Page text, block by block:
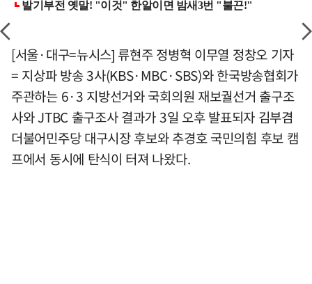
[서울·대구=뉴시스] 류현주 정병혁 이무열 정창오 기자
= 지상파 방송 3사(KBS·MBC·SBS)와 한국방송협회가
주관하는 6·3 지방선거와 국회의원 재보궐선거 출구조
사와 JTBC 출구조사 결과가 3일 오후 발표되자 김부겸
더불어민주당 대구시장 후보와 추경호 국민의힘 후보 캠
프에서 동시에 탄식이 터져 나왔다.